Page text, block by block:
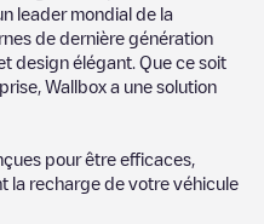
leader mondial de la
de dernière génération
design élégant. Que ce soit
Wallbox a une solution
pour être efficaces,
la recharge de votre véhicule